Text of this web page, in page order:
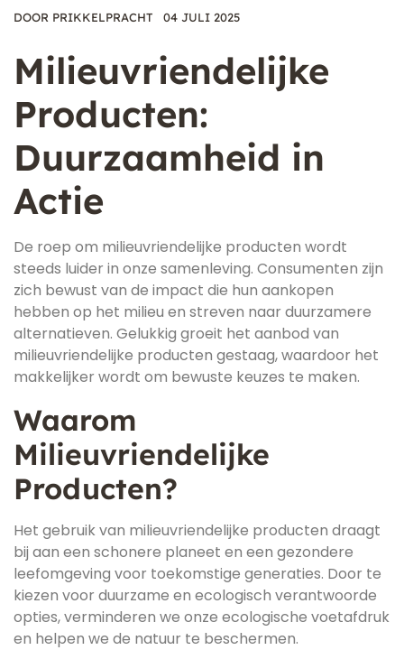
DOOR PRIKKELPRACHT 04 JULI 2025
Milieuvriendelijke
Producten:
Duurzaamheid in
Actie
De roep om milieuvriendelijke producten wordt
steeds luider in onze samenleving. Consumenten zijn
zich bewust van de impact die hun aankopen
hebben op het milieu en streven naar duurzamere
alternatieven. Gelukkig groeit het aanbod van
milieuvriendelijke producten gestaag, waardoor het
makkelijker wordt om bewuste keuzes te maken.
Waarom
Milieuvriendelijke
Producten?
Het gebruik van milieuvriendelijke producten draagt
bij aan een schonere planeet en een gezondere
leefomgeving voor toekomstige generaties. Door te
kiezen voor duurzame en ecologisch verantwoorde
opties, verminderen we onze ecologische voetafdruk
en helpen we de natuur te beschermen.